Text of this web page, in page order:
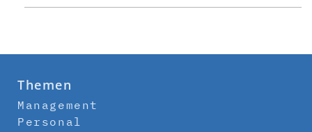
Themen
Management
Personal